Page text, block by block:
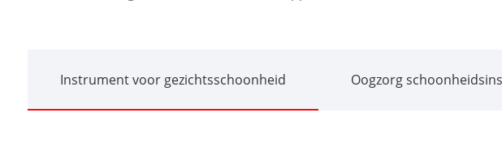
Instrument voor gezichtsschoonheid Oogzorg